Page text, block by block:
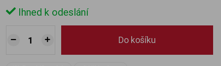
Ihned k odeslání
Do košíku